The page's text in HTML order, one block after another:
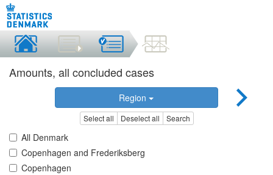
Amounts, all concluded cases
Region
Select all Deselect all Search
All Denmark
Copenhagen and Frederiksberg
Copenhagen